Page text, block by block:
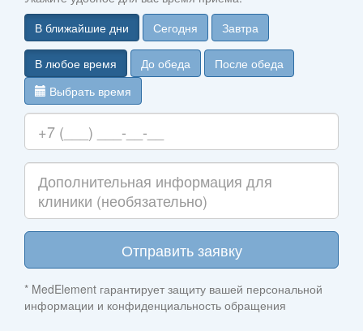
В ближайшие дни
Сегодня Завтра
В любое время До обеда
После обеда
Выбрать время
Отправить заявку
* MedElement гарантирует защиту вашей персональной
информации и конфиденциальность обращения